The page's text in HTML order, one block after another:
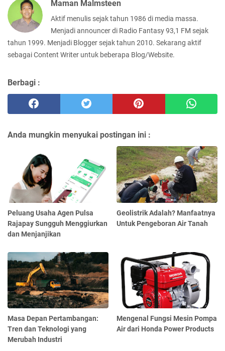
Maman Malmsteen
Aktif menulis sejak tahun 1986 di media massa.
Menjadi announcer di Radio Fantasy 93,1 FM sejak
tahun 1999. Menjadi Blogger sejak tahun 2010. Sekarang aktif
sebagai Content Writer untuk beberapa Blog/Website.
Berbagi :
Anda mungkin menyukai postingan ini :
Peluang Usaha Agen Pulsa
Rajapay Sungguh Menggiurkan
dan Menjanjikan
Geolistrik Adalah? Manfaatnya
Untuk Pengeboran Air Tanah
Masa Depan Pertambangan:
Tren dan Teknologi yang
Merubah Industri
Mengenal Fungsi Mesin Pompa
Air dari Honda Power Products